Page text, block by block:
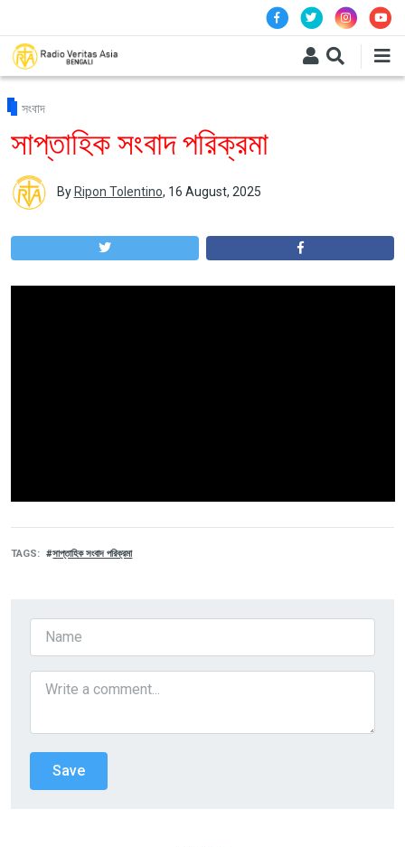
সংবাদ
সাপ্তাহিক সংবাদ পরিক্রমা
By Ripon Tolentino, 16 August, 2025
TAGS সাপ্তাহিক সংবাদ পরিক্রমা